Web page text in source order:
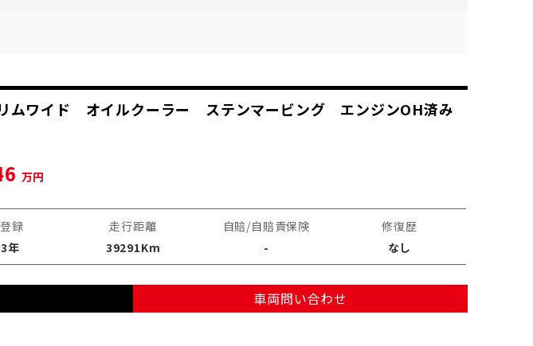
ムワイド オイルクーラー ステンマービング エンジンOH済み
万円
録
年
走行距離
39291Km
自賠/自賠責保険
-
修復歴
なし
車両問い合わせ